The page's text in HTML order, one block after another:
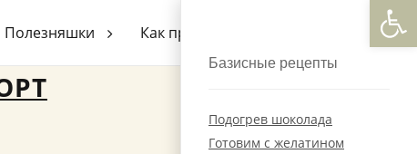
Полезняшки Как приготовить
Базисные рецепты
Подогрев шоколада
Готовим с желатином